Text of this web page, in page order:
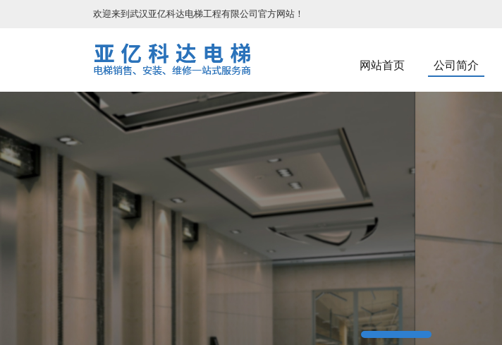
欢迎来到武汉亚亿科达电梯工程有限公司官方网站！
网站首页 公司简介